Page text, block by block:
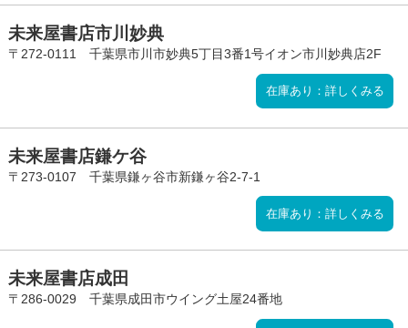
未来屋書店市川妙典
〒272-0111 千葉県市川市妙典5丁目3番1号イオン市川妙典店2F
在庫あり：詳しくみる
未来屋書店鎌ケ谷
〒273-0107 千葉県鎌ヶ谷市新鎌ヶ谷2-7-1
在庫あり：詳しくみる
未来屋書店成田
〒286-0029 千葉県成田市ウイング土屋24番地